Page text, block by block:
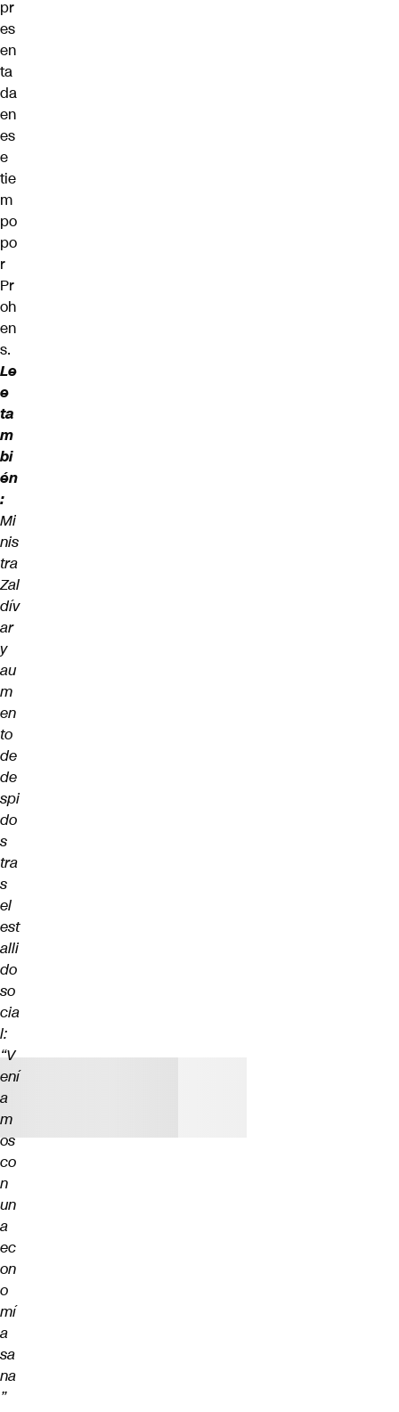
pr
es
en
ta
da
en
es
e
tie
m
po
po
r
Pr
oh
en
s.
Le
e
ta
m
bi
én
:
Mi
nis
tra
Zal
dív
ar
y
au
m
en
to
de
de
spi
do
s
tra
s
el
est
alli
do
so
cia
l:
“V
ení
a
m
os
co
n
un
a
ec
on
o
mí
a
sa
na
”